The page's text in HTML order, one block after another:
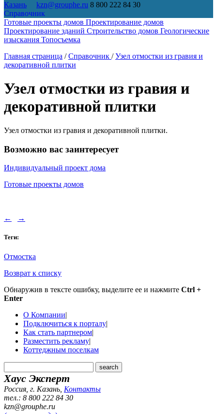
Казань kzn@grouphe.ru 8 800 222 84 30
Справочник
Готовые проекты домов Проектирование домов
Проектирование зданий Строительство домов Геологические
изыскания Топосъемка
Главная страница / Справочник / Узел отмостки из гравия и
декоративной плитки
Узел отмостки из гравия и
декоративной плитки
Узел отмостки из гравия и декоративной плитки.
Возможно вас заинтересует
Индивидуальный проект дома
Готовые проекты домов
← →
Теги:
Отмостка
Возврат к списку
Обнаружив в тексте ошибку, выделите ее и нажмите Ctrl +
Enter
О Компании|
Подключиться к порталу|
Как стать партнером|
Разместить рекламу|
Коттеджным поселкам
Хаус Эксперт
Россия, г. Казань Контакты
тел.: 8 800 222 84 30
kzn@grouphe.ru